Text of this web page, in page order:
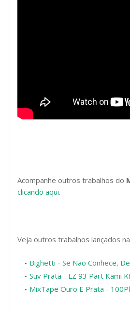
Acompanhe outros trabalhos do
clicando aqui.
Veja outros trabalhos lançados
Bighetti - Se Não Conhece,
Suv Prata - LZ 93 Part Kami
MixTape Ouro E Prata -